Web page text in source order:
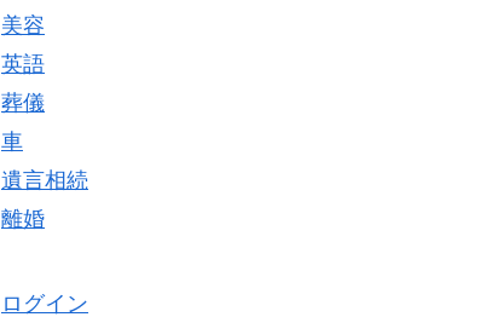
美容
英語
葬儀
車
遺言相続
離婚
ログイン